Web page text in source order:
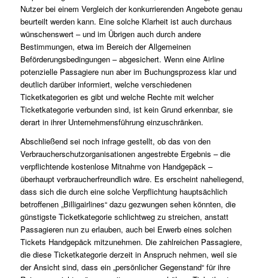
Nutzer bei einem Vergleich der konkurrierenden Angebote genau
beurteilt werden kann. Eine solche Klarheit ist auch durchaus
wünschenswert – und im Übrigen auch durch andere
Bestimmungen, etwa im Bereich derAllgemeinen
Beförderungsbedingungen– abgesichert. Wenn eine Airline
potenzielle Passagiere nun aber im Buchungsprozess klar und
deutlich darüber informiert, welche verschiedenen
Ticketkategorien es gibt und welche Rechte mit welcher
Ticketkategorie verbunden sind, ist kein Grund erkennbar, sie
derart in ihrer Unternehmensführung einzuschränken.
Abschließend sei noch infrage gestellt, ob das von den
Verbraucherschutzorganisationen angestrebte Ergebnis – die
verpflichtende kostenlose Mitnahme von Handgepäck –
überhaupt verbraucherfreundlich wäre. Es erscheint naheliegend,
dass sich die durch eine solche Verpflichtung hauptsächlich
betroffenen „Billigairlines“ dazu gezwungen sehen könnten, die
günstigste Ticketkategorie schlichtweg zu streichen, anstatt
Passagieren nun zu erlauben, auch bei Erwerb eines solchen
Tickets Handgepäck mitzunehmen. Die zahlreichen Passagiere,
die diese Ticketkategorie derzeit in Anspruch nehmen, weil sie
der Ansicht sind, dass ein „persönlicher Gegenstand“ für ihre